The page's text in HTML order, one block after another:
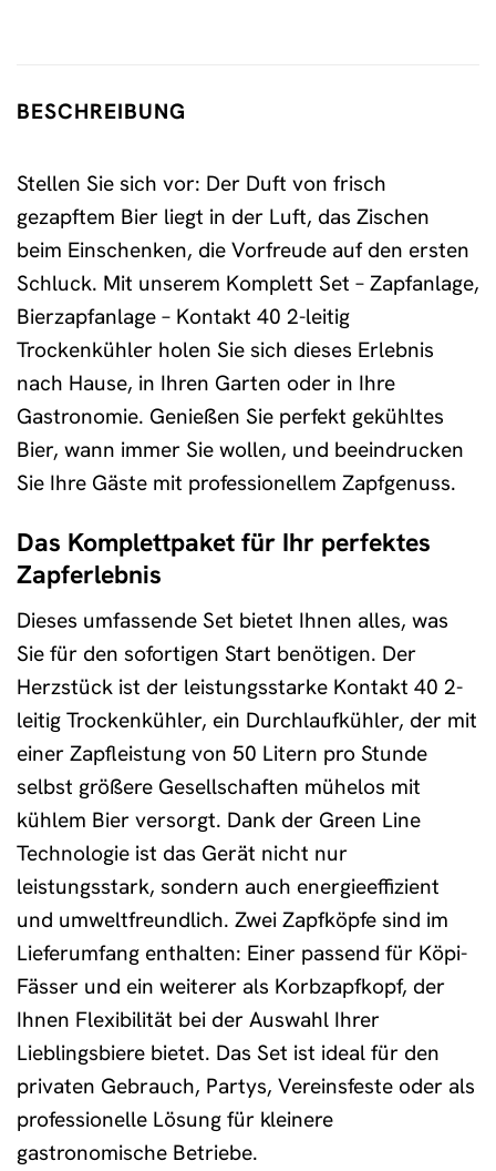
BESCHREIBUNG
Stellen Sie sich vor: Der Duft von frisch
gezapftem Bier liegt in der Luft, das Zischen
beim Einschenken, die Vorfreude auf den ersten
Schluck. Mit unserem Komplett Set – Zapfanlage,
Bierzapfanlage – Kontakt 40 2-leitig
Trockenkühler holen Sie sich dieses Erlebnis
nach Hause, in Ihren Garten oder in Ihre
Gastronomie. Genießen Sie perfekt gekühltes
Bier, wann immer Sie wollen, und beeindrucken
Sie Ihre Gäste mit professionellem Zapfgenuss.
Das Komplettpaket für Ihr perfektes
Zapferlebnis
Dieses umfassende Set bietet Ihnen alles, was
Sie für den sofortigen Start benötigen. Der
Herzstück ist der leistungsstarke Kontakt 40 2-
leitig Trockenkühler, ein Durchlaufkühler, der mit
einer Zapfleistung von 50 Litern pro Stunde
selbst größere Gesellschaften mühelos mit
kühlem Bier versorgt. Dank der Green Line
Technologie ist das Gerät nicht nur
leistungsstark, sondern auch energieeffizient
und umweltfreundlich. Zwei Zapfköpfe sind im
Lieferumfang enthalten: Einer passend für Köpi-
Fässer und ein weiterer als Korbzapfkopf, der
Ihnen Flexibilität bei der Auswahl Ihrer
Lieblingsbiere bietet. Das Set ist ideal für den
privaten Gebrauch, Partys, Vereinsfeste oder als
professionelle Lösung für kleinere
gastronomische Betriebe.